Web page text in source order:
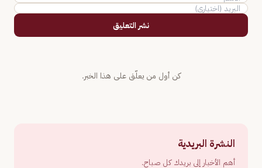
نشر التعليق
كن أول من يعلّق على هذا الخبر.
النشرة البريدية
أهم الأخبار إلى بريدك كل صباح.